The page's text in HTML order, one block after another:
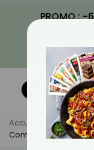
PROMO :
Accueil Actus
Comment Adopter